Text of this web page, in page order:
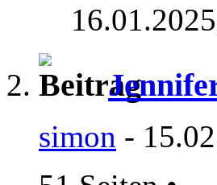
simon -